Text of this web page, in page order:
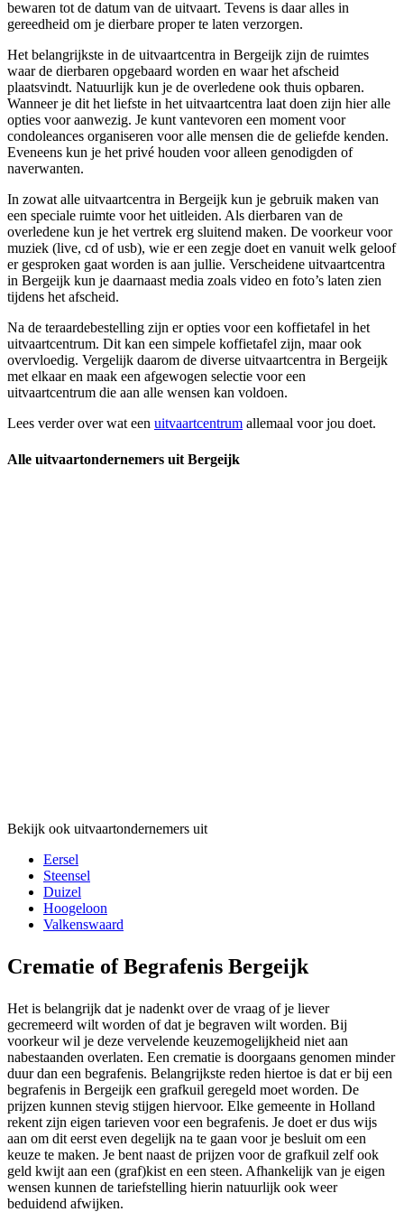
bewaren tot de datum van de uitvaart. Tevens is daar alles in
gereedheid om je dierbare proper te laten verzorgen.
Het belangrijkste in de uitvaartcentra in Bergeijk zijn de ruimtes
waar de dierbaren opgebaard worden en waar het afscheid
plaatsvindt. Natuurlijk kun je de overledene ook thuis opbaren.
Wanneer je dit het liefste in het uitvaartcentra laat doen zijn hier alle
opties voor aanwezig. Je kunt vantevoren een moment voor
condoleances organiseren voor alle mensen die de geliefde kenden.
Eveneens kun je het privé houden voor alleen genodigden of
naverwanten.
In zowat alle uitvaartcentra in Bergeijk kun je gebruik maken van
een speciale ruimte voor het uitleiden. Als dierbaren van de
overledene kun je het vertrek erg sluitend maken. De voorkeur voor
muziek (live, cd of usb), wie er een zegje doet en vanuit welk geloof
er gesproken gaat worden is aan jullie. Verscheidene uitvaartcentra
in Bergeijk kun je daarnaast media zoals video en foto’s laten zien
tijdens het afscheid.
Na de teraardebestelling zijn er opties voor een koffietafel in het
uitvaartcentrum. Dit kan een simpele koffietafel zijn, maar ook
overvloedig. Vergelijk daarom de diverse uitvaartcentra in Bergeijk
met elkaar en maak een afgewogen selectie voor een
uitvaartcentrum die aan alle wensen kan voldoen.
Lees verder over wat een uitvaartcentrum allemaal voor jou doet.
Alle uitvaartondernemers uit Bergeijk
Bekijk ook uitvaartondernemers uit
Eersel
Steensel
Duizel
Hoogeloon
Valkenswaard
Crematie of Begrafenis Bergeijk
Het is belangrijk dat je nadenkt over de vraag of je liever
gecremeerd wilt worden of dat je begraven wilt worden. Bij
voorkeur wil je deze vervelende keuzemogelijkheid niet aan
nabestaanden overlaten. Een crematie is doorgaans genomen minder
duur dan een begrafenis. Belangrijkste reden hiertoe is dat er bij een
begrafenis in Bergeijk een grafkuil geregeld moet worden. De
prijzen kunnen stevig stijgen hiervoor. Elke gemeente in Holland
rekent zijn eigen tarieven voor een begrafenis. Je doet er dus wijs
aan om dit eerst even degelijk na te gaan voor je besluit om een
keuze te maken. Je bent naast de prijzen voor de grafkuil zelf ook
geld kwijt aan een (graf)kist en een steen. Afhankelijk van je eigen
wensen kunnen de tariefstelling hierin natuurlijk ook weer
beduidend afwijken.